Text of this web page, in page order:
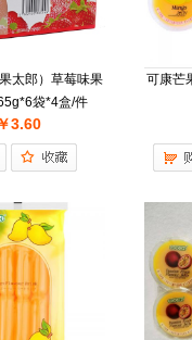
太郎）草莓味果
袋*4盒/件
￥3.60
可康芒